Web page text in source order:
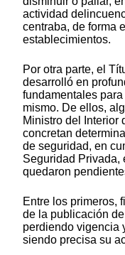
actividad
centraba, de forma
establecimientos.
Por otra parte, el
desarrolló en
fundamentales
mismo. De ellos,
Ministro del Interior
concretan
de seguridad, en
Seguridad Privada,
quedaron
Entre los primeros,
de la publicación
perdiendo vigencia
siendo precisa su